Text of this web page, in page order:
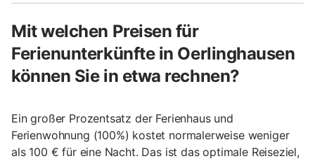
Mit welchen Preisen für
Ferienunterkünfte in Oerlinghausen
können Sie in etwa rechnen?
Ein großer Prozentsatz der Ferienhaus und
Ferienwohnung (100%) kostet normalerweise weniger
als 100 € für eine Nacht. Das ist das optimale Reiseziel,